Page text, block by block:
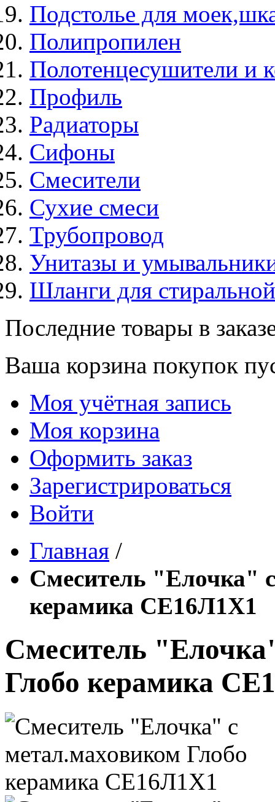
Подстолье для
Полипропилен
Полотенцесушители и
Профиль
Радиаторы
Сифоны
Смесители
Сухие смеси
Трубопровод
Унитазы и
Шланги для
Последние товары в
Ваша корзина покупок
Моя учётная запись
Моя корзина
Оформить заказ
Зарегистрироваться
Войти
Главная /
Смеситель "Елочка"
керамика СЕ16Л1Х1
Смеситель
Глобо керамика